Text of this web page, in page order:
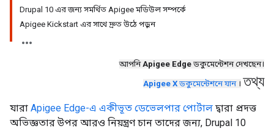
Drupal 10 এর জন্য সমর্থিত Apigee মডিউল সম্পর্কে
Apigee Kickstart এর সাথে দ্রুত উঠে পড়ুন
আপনিApigee Edge ডকুমেন্টেশন দেখছেন।
Apigee X ডকুমেন্টেশনে যান। তথ্য
যারা Apigee Edge-এ একীভূত ডেভেলপার পোর্টাল দ্বারা প্রদত্ত
অভিজ্ঞতার উপর আরও নিয়ন্ত্রণ চান তাদের জন্য, Drupal 10